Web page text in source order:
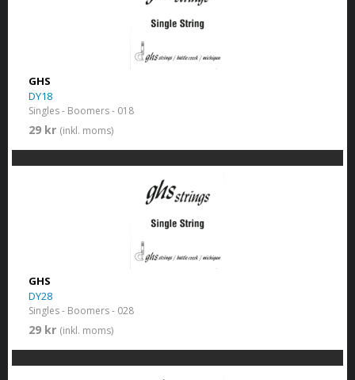
GHS
DY18
Singles - Boomers - 018
29 kr (inkl. moms)
GHS
DY28
Singles - Boomers - 028
29 kr (inkl. moms)